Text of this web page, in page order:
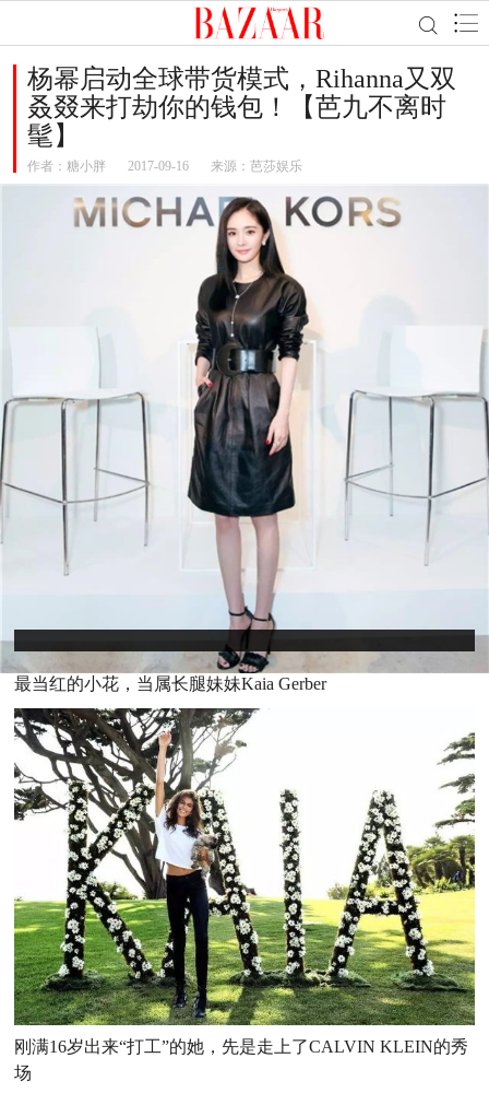
杨幂启动全球带货模式，Rihanna又双
叒叕来打劫你的钱包！【芭九不离时
髦】
作者： 糖小胖 2017-09-16 来源：芭莎娱乐
最当红的小花，当属长腿妹妹Kaia Gerber
刚满16岁出来“打工”的她，先是走上了CALVIN KLEIN的秀
场